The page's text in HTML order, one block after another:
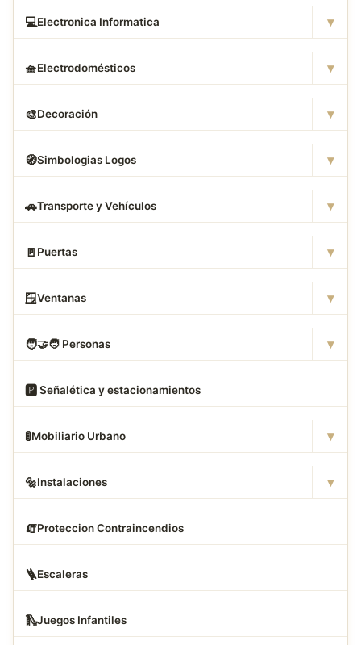
💻Electronica Informatica ▾
🧺Electrodomésticos ▾
🎨Decoración ▾
🧭Simbologias Logos ▾
🚗Transporte y Vehículos ▾
🚪 Puertas ▾
🪟Ventanas ▾
🧑‍🤝‍🧑 Personas ▾
🅿️ Señalética y estacionamientos
🚦Mobiliario Urbano ▾
🔩Instalaciones ▾
🧯Proteccion Contraincendios
🪜Escaleras
🛝Juegos Infantiles